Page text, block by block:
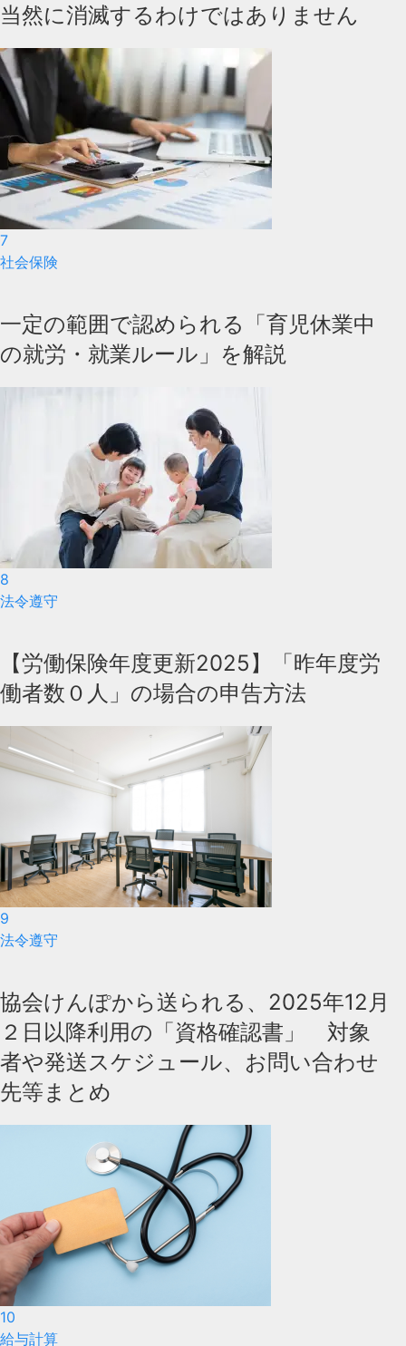
当然に消滅するわけではありません
7
社会保険
一定の範囲で認められる「育児休業中
の就労・就業ルール」を解説
8
法令遵守
【労働保険年度更新2025】「昨年度労
働者数０人」の場合の申告方法
9
法令遵守
協会けんぽから送られる、2025年12月
２日以降利用の「資格確認書」 対象
者や発送スケジュール、お問い合わせ
先等まとめ
10
給与計算